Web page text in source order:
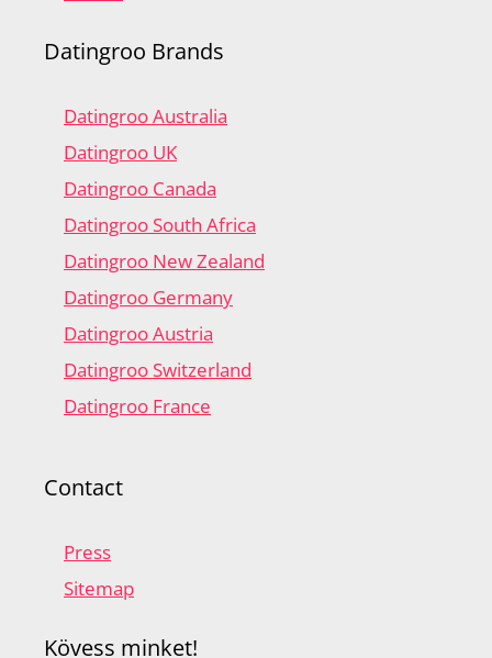
Datingroo Brands
Datingroo Australia
Datingroo UK
Datingroo Canada
Datingroo South Africa
Datingroo New Zealand
Datingroo Germany
Datingroo Austria
Datingroo Switzerland
Datingroo France
Contact
Press
Sitemap
Kövess minket!